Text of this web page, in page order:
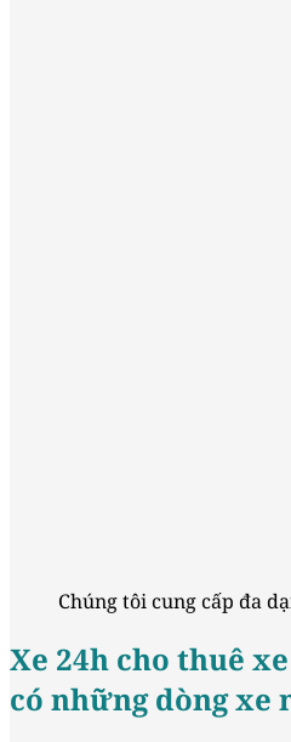
Chúng tôi cung cấp đa
Xe 24h cho thuê
có những dòng xe